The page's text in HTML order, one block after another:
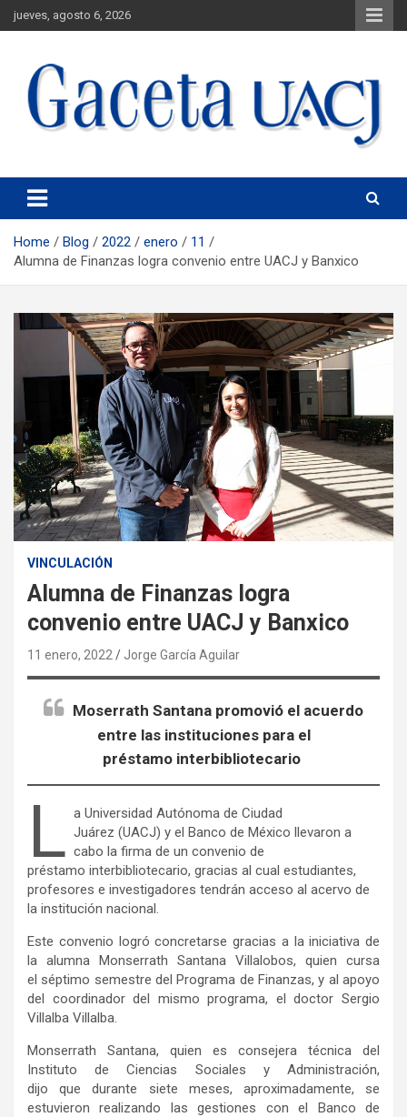
jueves, agosto 6, 2026
Gaceta UACJ
Home Blog 2022 enero
11
Alumna de Finanzas logra convenio entre UACJ y Banxico
VINCULACIÓN
Alumna de Finanzas logra
convenio entre UACJ y Banxico
11 enero, 2022 Jorge García Aguilar
Moserrath Santana promovió el acuerdo
entre las instituciones para el
préstamo interbibliotecario
L a Universidad Autónoma de Ciudad
Juárez (UACJ) y el Banco de México llevaron a
cabo la firma de un convenio de
préstamo interbibliotecario, gracias al cual estudiantes,
profesores e investigadores tendrán acceso al acervo de
la institución nacional.
Este convenio logró concretarse gracias a la iniciativa de
la alumna Monserrath Santana Villalobos, quien cursa
el séptimo semestre del Programa de Finanzas, y al apoyo
del coordinador del mismo programa, el doctor Sergio
Villalba Villalba.
Monserrath Santana, quien es consejera técnica del
Instituto de Ciencias Sociales y Administración,
dijo que durante siete meses, aproximadamente, se
estuvieron realizando las gestiones con el Banco de